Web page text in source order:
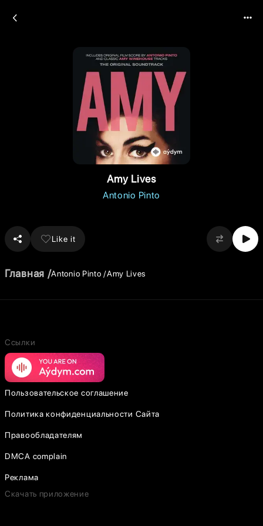
Amy Lives
Antonio Pinto
Like it
Главная Antonio Pinto Amy Lives
Ссылки
Пользовательское соглашение
Политика конфиденциальности Сайта
Правообладателям
DMCA complain
Реклама
Скачать приложение